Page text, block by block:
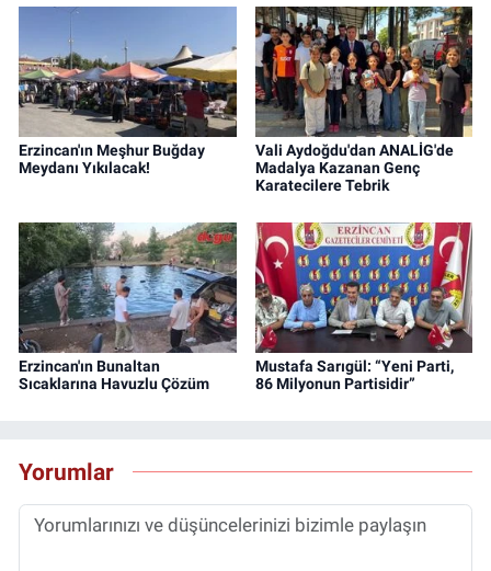
Erzincan'ın Meşhur Buğday
Meydanı Yıkılacak!
Vali Aydoğdu'dan ANALİG'de
Madalya Kazanan Genç
Karatecilere Tebrik
Erzincan'ın Bunaltan
Sıcaklarına Havuzlu Çözüm
Mustafa Sarıgül: “Yeni Parti,
86 Milyonun Partisidir”
Yorumlar